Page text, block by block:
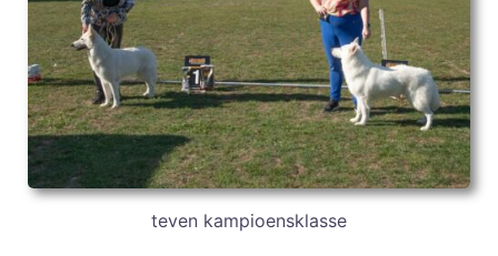
teven kampioensklasse